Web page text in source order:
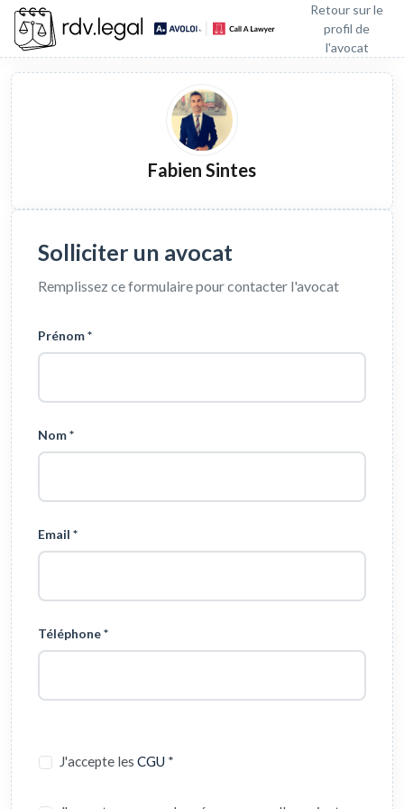
Retour sur le
profil de
l'avocat
Solliciter un avocat
Remplissez ce formulaire pour contacter l'avocat
Prénom *
Nom *
Email *
Téléphone *
J'accepte les CGU *
Fabien Sintes